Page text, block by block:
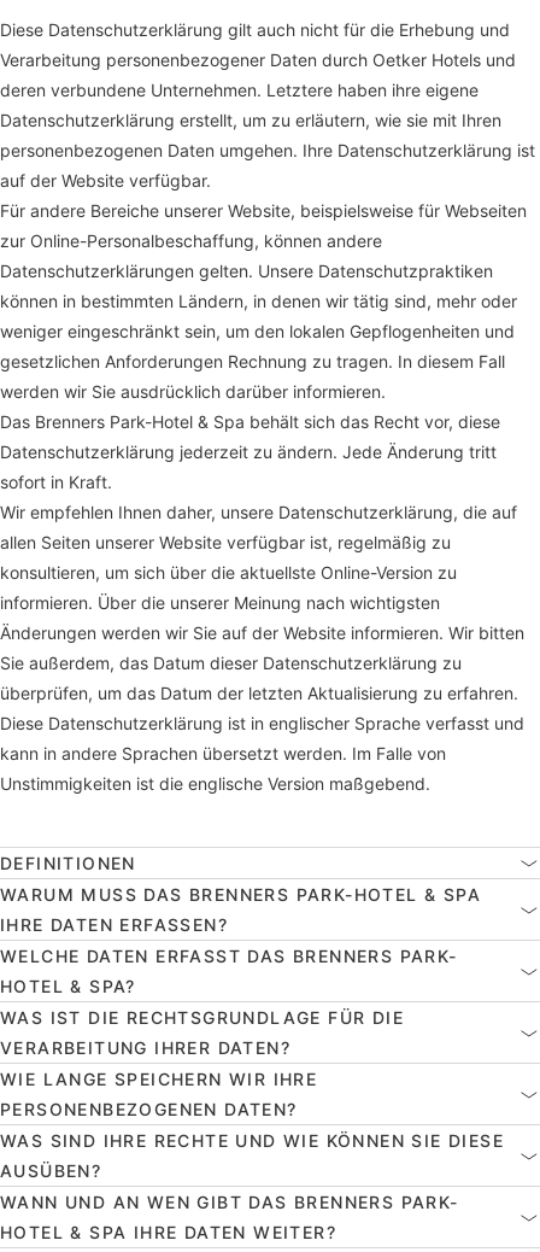
Diese Datenschutzerklärung gilt auch nicht für die Erhebung und
Verarbeitung personenbezogener Daten durch Oetker Hotels und
deren verbundene Unternehmen. Letztere haben ihre eigene
Datenschutzerklärung erstellt, um zu erläutern, wie sie mit Ihren
personenbezogenen Daten umgehen. Ihre Datenschutzerklärung ist
auf der Website verfügbar.
Für andere Bereiche unserer Website, beispielsweise für Webseiten
zur Online-Personalbeschaffung, können andere
Datenschutzerklärungen gelten. Unsere Datenschutzpraktiken
können in bestimmten Ländern, in denen wir tätig sind, mehr oder
weniger eingeschränkt sein, um den lokalen Gepflogenheiten und
gesetzlichen Anforderungen Rechnung zu tragen. In diesem Fall
werden wir Sie ausdrücklich darüber informieren.
Das Brenners Park-Hotel & Spa behält sich das Recht vor, diese
Datenschutzerklärung jederzeit zu ändern. Jede Änderung tritt
sofort in Kraft.
Wir empfehlen Ihnen daher, unsere Datenschutzerklärung, die auf
allen Seiten unserer Website verfügbar ist, regelmäßig zu
konsultieren, um sich über die aktuellste Online-Version zu
informieren. Über die unserer Meinung nach wichtigsten
Änderungen werden wir Sie auf der Website informieren. Wir bitten
Sie außerdem, das Datum dieser Datenschutzerklärung zu
überprüfen, um das Datum der letzten Aktualisierung zu erfahren.
Diese Datenschutzerklärung ist in englischer Sprache verfasst und
kann in andere Sprachen übersetzt werden. Im Falle von
Unstimmigkeiten ist die englische Version maßgebend.
DEFINITIONEN
WARUM MUSS DAS BRENNERS PARK-HOTEL & SPA
IHRE DATEN ERFASSEN?
WELCHE DATEN ERFASST DAS BRENNERS PARK-
HOTEL & SPA?
WAS IST DIE RECHTSGRUNDLAGE FÜR DIE
VERARBEITUNG IHRER DATEN?
WIE LANGE SPEICHERN WIR IHRE
PERSONENBEZOGENEN DATEN?
WAS SIND IHRE RECHTE UND WIE KÖNNEN SIE DIESE
AUSÜBEN?
WANN UND AN WEN GIBT DAS BRENNERS PARK-
HOTEL & SPA IHRE DATEN WEITER?